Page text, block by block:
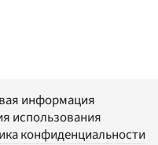
информация
использования
конфиденциальности